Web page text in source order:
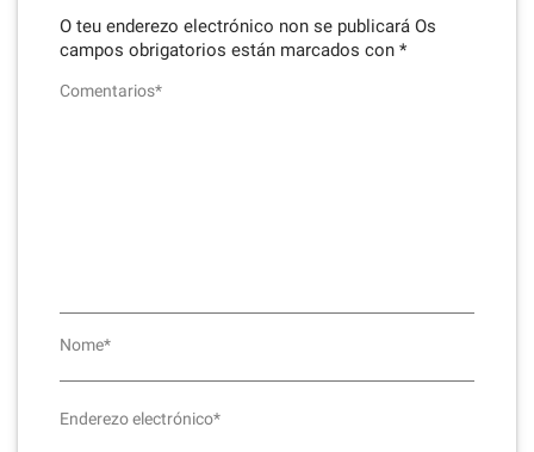
O teu enderezo electrónico non se publicará Os
campos obrigatorios están marcados con *
Comentarios*
Nome*
Enderezo electrónico*